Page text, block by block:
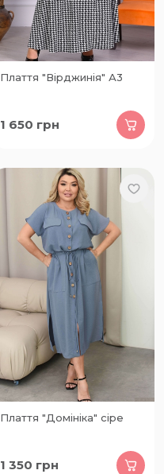
Плаття "Вірджинія" А3
1 650 грн
Плаття "Домініка" сіре
1 350 грн